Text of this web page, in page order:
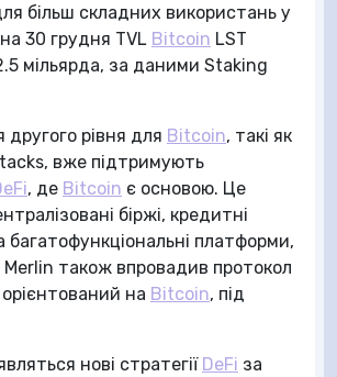
більш складних використань у
30 грудня TVL Bitcoin LST
мільярда, за даними Staking
другого рівня для Bitcoin, такі як
вже підтримують
, де Bitcoin є основою. Це
біржі, кредитні
платформи,
також впровадив протокол
на Bitcoin, під
нові стратегії DeFi за